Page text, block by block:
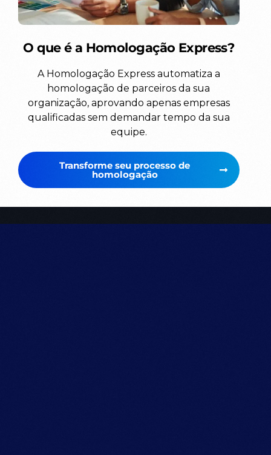
O que é a Homologação Express?
A Homologação Express automatiza a
homologação de parceiros da sua
organização, aprovando apenas empresas
qualificadas sem demandar tempo da sua
equipe.
Transforme seu processo de
homologação